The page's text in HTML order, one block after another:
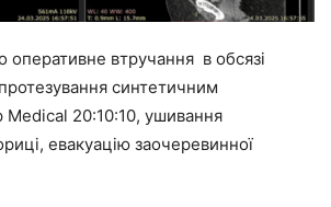
оперативне втручання в обсязі
синтетичним
Medical 20:10:10, ушивання
евакуацію заочеревинної